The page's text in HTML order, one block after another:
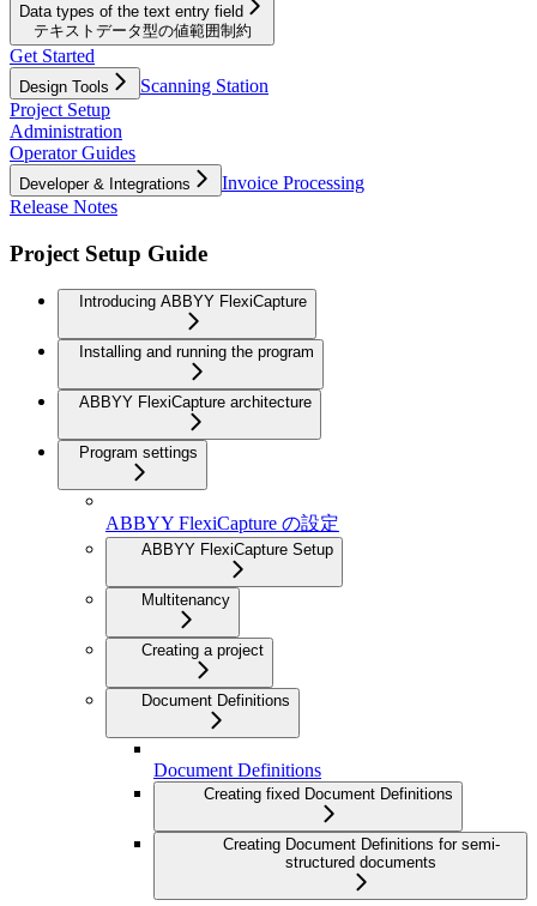
Data types of the text entry field
テキストデータ型の値範囲制約
Get Started
Design Tools
Scanning Station
Project Setup
Administration
Operator Guides
Developer & Integrations
Invoice Processing
Release Notes
Project Setup Guide
Introducing ABBYY FlexiCapture
Installing and running the program
ABBYY FlexiCapture architecture
Program settings
ABBYY FlexiCapture の設定
ABBYY FlexiCapture Setup
Multitenancy
Creating a project
Document Definitions
Document Definitions
Creating fixed Document Definitions
Creating Document Definitions for semi-
structured documents